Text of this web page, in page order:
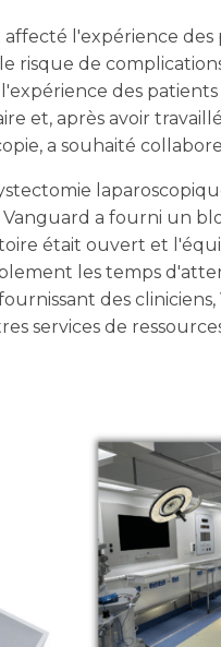
l'expérience des
de
des
et, après avoir
a souhaité
a fourni un
était ouvert et
les temps
des
services de